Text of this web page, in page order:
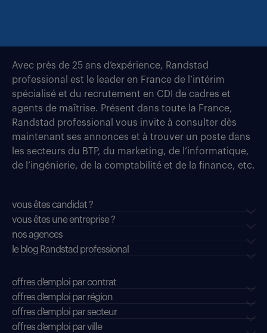
Avec près de 25 ans d’expérience, Randstad
professional est le leader en France de l’intérim
spécialisé et du recrutement en CDI de cadres et
agents de maîtrise. Présent dans toute la France,
Randstad professional vous invite à consulter dès
maintenant ses annonces et à trouver un poste dans
les secteurs du BTP, du marketing, de l’informatique,
de l’ingénierie, de la comptabilité et de la finance, etc.
vous êtes candidat ?
vous êtes une entreprise ?
nos agences
le blog Randstad professional
offres d'emploi par contrat
offres d'emploi par région
offres d'emploi par secteur
offres d’emploi par ville